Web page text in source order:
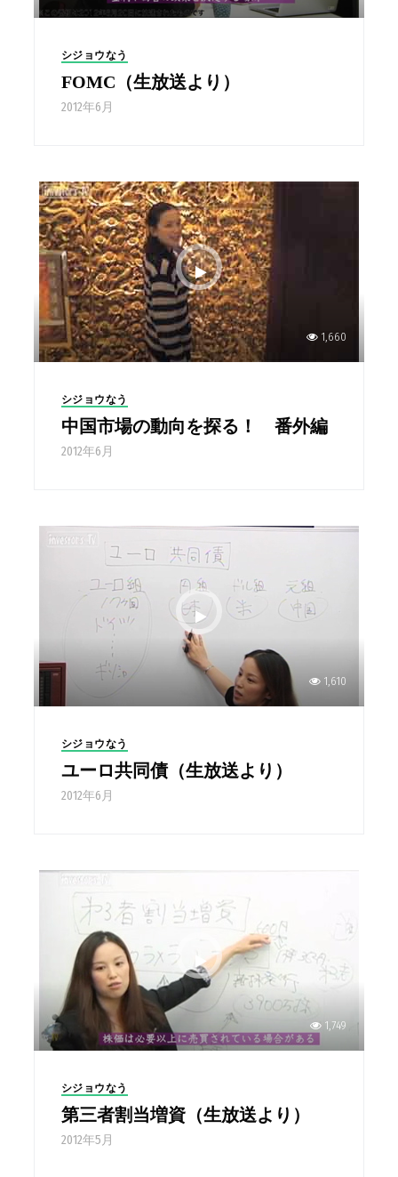
シジョウなう
FOMC（生放送より）
2012年6月
1,660
シジョウなう
中国市場の動向を探る！ 番外編
2012年6月
1,610
シジョウなう
ユーロ共同債（生放送より）
2012年6月
1,749
シジョウなう
第三者割当増資（生放送より）
2012年5月